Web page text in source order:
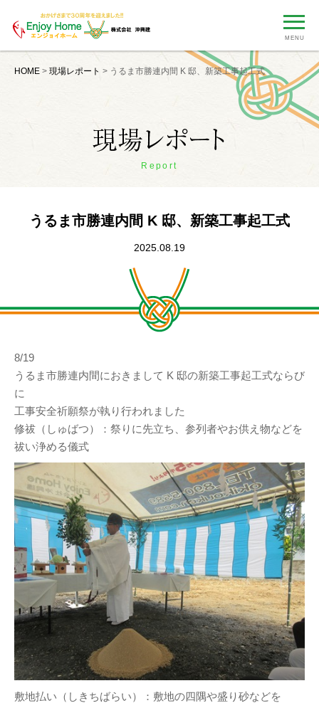
MENU
HOME > 現場レポート > うるま市勝連内間 K 邸、新築工事起工式
Report
うるま市勝連内間 K 邸、新築工事起工式
2025.08.19
8/19
うるま市勝連内間におきまして K 邸の新築工事起工式ならび
に
工事安全祈願祭が執り行われました
修祓（しゅばつ）：祭りに先立ち、参列者やお供え物などを
祓い浄める儀式
敷地払い（しきちばらい）：敷地の四隅や盛り砂などを